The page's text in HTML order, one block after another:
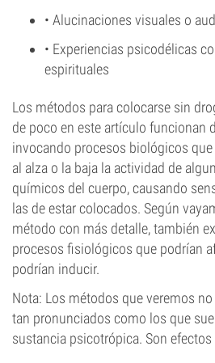
• Alucinaciones visuales o
• Experiencias psicodélicas
espirituales
Los métodos para colocarse sin
de poco en este artículo funcionan
invocando procesos biológicos
al alza o la baja la actividad de
químicos del cuerpo, causando
las de estar colocados. Según
método con más detalle, también
procesos fisiológicos que podrían
podrían inducir.
Nota: Los métodos que veremos
tan pronunciados como los que
sustancia psicotrópica. Son